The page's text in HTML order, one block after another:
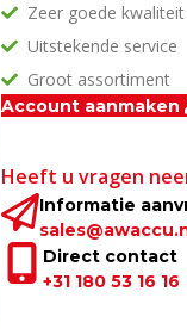
Zeer goede kwaliteit
Uitstekende service
Groot assortiment
Account aanmaken
Heeft u vragen
Informatie
Direct contact
+31 180 53 16 16